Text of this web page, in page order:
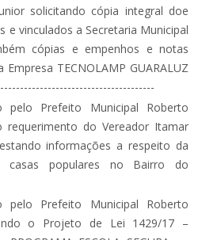
solicitando cópia integral doe
vinculados a Secretaria Municipal
cópias e empenhos e notas
TECNOLAMP GUARALUZ
pelo Prefeito Municipal Roberto
requerimento do Vereador Itamar
informações a respeito da
casas populares no Bairro do
pelo Prefeito Municipal Roberto
o Projeto de Lei 1429/17 –